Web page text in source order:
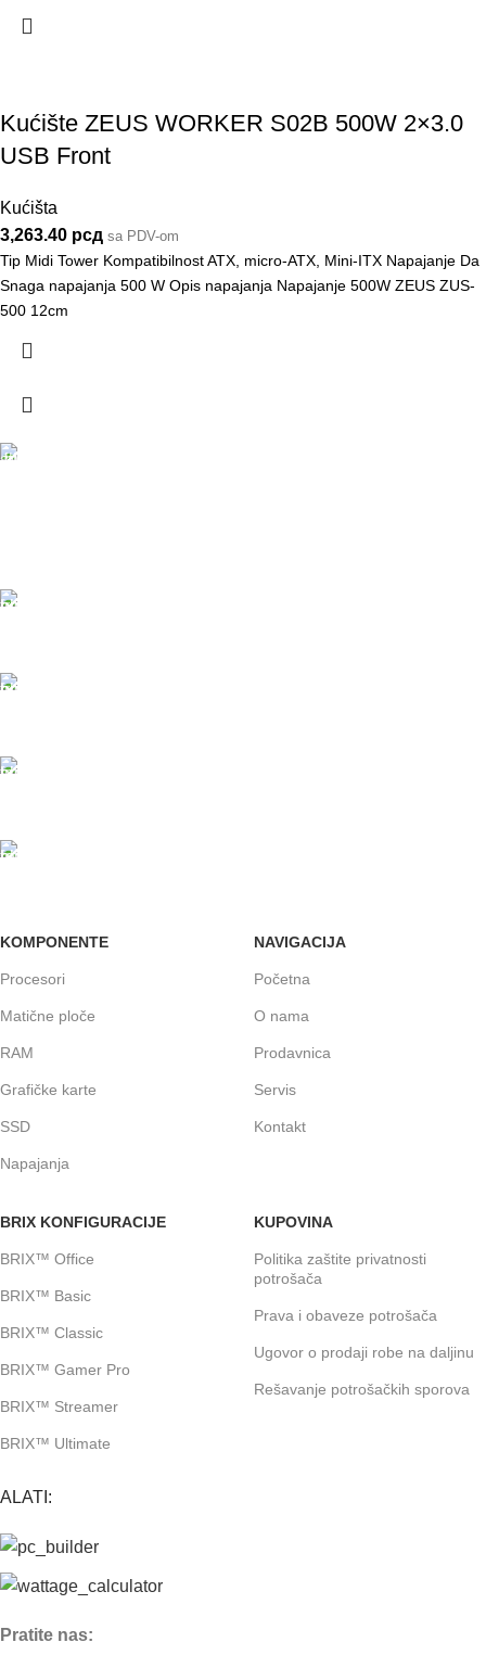
Kućište ZEUS WORKER S02B 500W 2×3.0
USB Front
Kućišta
3,263.40 рсд sa PDV-om
Tip Midi Tower Kompatibilnost ATX, micro-ATX, Mini-ITX Napajanje Da
Snaga napajanja 500 W Opis napajanja Napajanje 500W ZEUS ZUS-
500 12cm
KOMPONENTE
Procesori
Matične ploče
RAM
Grafičke karte
SSD
Napajanja
NAVIGACIJA
Početna
O nama
Prodavnica
Servis
Kontakt
BRIX KONFIGURACIJE
BRIX™ Office
BRIX™ Basic
BRIX™ Classic
BRIX™ Gamer Pro
BRIX™ Streamer
BRIX™ Ultimate
KUPOVINA
Politika zaštite privatnosti
potrošača
Prava i obaveze potrošača
Ugovor o prodaji robe na daljinu
Rešavanje potrošačkih sporova
ALATI:
Pratite nas: